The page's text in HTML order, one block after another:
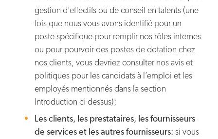
gestion d’effectifs ou de conseil en talents (une
fois que nous vous avons identifié pour un
poste spécifique pour remplir nos rôles internes
ou pour pourvoir des postes de dotation chez
nos clients, vous devriez consulter nos avis et
politiques pour les candidats à l’emploi et les
employés mentionnés dans la section
Introduction ci-dessus);
Les clients, les prestataires, les fournisseurs
de services et les autres fournisseurs: si vous